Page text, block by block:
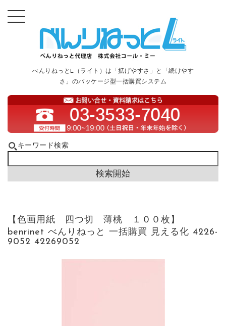
べんりねっとL（ライト）は「拡げやすさ」と「続けやす
さ」のパッケージ型一括購買システム
キーワード検索
【色画用紙 四つ切 薄桃 １００枚】
benrinet べんりねっと 一括購買 見える化 4226-
9052 42269052